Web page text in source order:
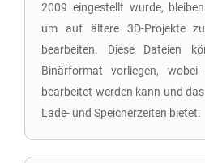
2009 eingestellt wurde,
um auf ältere 3D-Projekte
bearbeiten. Diese Dateien
Binärformat vorliegen, wobei
bearbeitet werden kann und
Lade- und Speicherzeiten bietet.